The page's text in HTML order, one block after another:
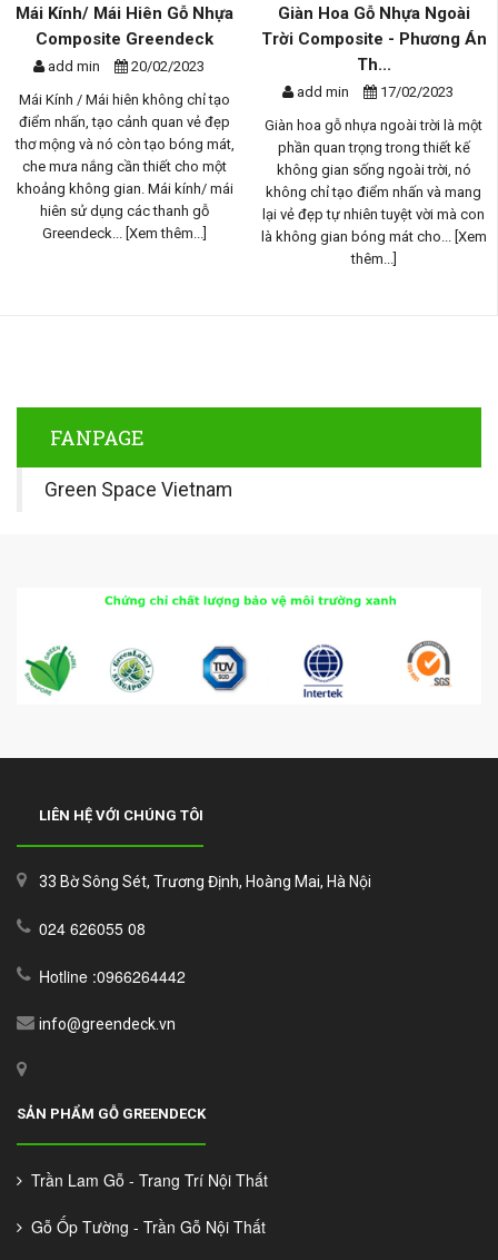
Mái Kính/ Mái Hiên Gỗ Nhựa
Composite Greendeck
add min
20/02/2023
Mái Kính / Mái hiên không chỉ tạo
điểm nhấn, tạo cảnh quan vẻ đẹp
thơ mộng và nó còn tạo bóng mát,
che mưa nắng cần thiết cho một
khoảng không gian. Mái kính/ mái
hiên sử dụng các thanh gỗ
Greendeck... [Xem thêm...]
Giàn Hoa Gỗ Nhựa Ngoài
Trời Composite - Phương Án
Th...
add min
17/02/2023
Giàn hoa gỗ nhựa ngoài trời là một
phần quan trọng trong thiết kế
không gian sống ngoài trời, nó
không chỉ tạo điểm nhấn và mang
lại vẻ đẹp tự nhiên tuyệt vời mà con
là không gian bóng mát cho...[Xem
thêm...]
FANPAGE
Green Space Vietnam
LIÊN HỆ VỚI CHÚNG TÔI
33 Bờ Sông Sét, Trương Định, Hoàng Mai, Hà Nội
024 626055 08
Hotline :0966264442
info@greendeck.vn
SẢN PHẨM GỖ GREENDECK
Trần Lam Gỗ - Trang Trí Nội Thất
Gỗ Ốp Tường - Trần Gỗ Nội Thất